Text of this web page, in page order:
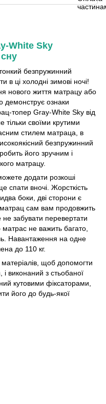
White Sky
безпружинний
ці холодні зимові ночі!
нового життя матрацу або
демонструє ознаки
топер Gray-White Sky від
тільки своїми крутими
стилем матраца, в
безпружинний
його зручним і
матрацу.
додати розкоші
спати вночі. Жорсткість
боки, дві сторони є
сам вам продовжить
не забувати перевертати
не важить багато,
Навантаження на одне
до 110 кг.
щоб допомогти
виконаний з стьобаної
кутовими фіксаторами,
його до будь-якої